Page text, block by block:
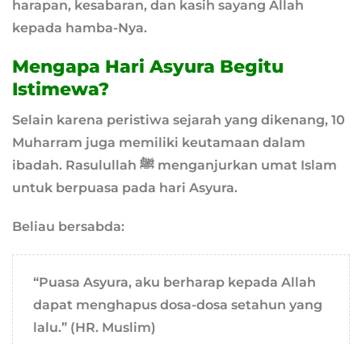
harapan, kesabaran, dan kasih sayang Allah
kepada hamba-Nya.
Mengapa Hari Asyura Begitu
Istimewa?
Selain karena peristiwa sejarah yang dikenang, 10
Muharram juga memiliki keutamaan dalam
ibadah. Rasulullah ﷺ menganjurkan umat Islam
untuk berpuasa pada hari Asyura.
Beliau bersabda:
“Puasa Asyura, aku berharap kepada Allah
dapat menghapus dosa-dosa setahun yang
lalu.” (HR. Muslim)